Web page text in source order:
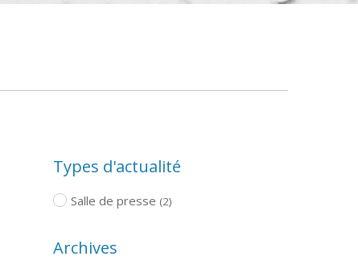
Types d'actualité
Salle de presse (2)
Archives